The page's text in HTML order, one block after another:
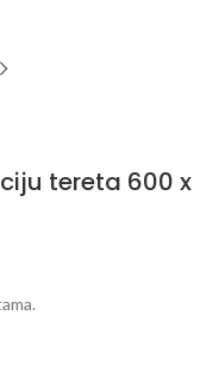
tereta 600 x